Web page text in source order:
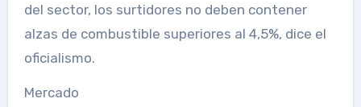
del sector, los surtidores no deben contener
alzas de combustible superiores al 4,5%, dice el
oficialismo.
Mercado